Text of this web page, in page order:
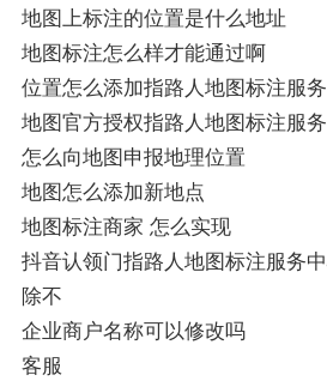
地图上标注的位置是什么地址
地图标注怎么样才能通过啊
位置怎么添加指路人地图标注服
地图官方授权指路人地图标注服
怎么向地图申报地理位置
地图怎么添加新地点
地图标注商家 怎么实现
抖音认领门指路人地图标注服务
除不
企业商户名称可以修改吗
客服